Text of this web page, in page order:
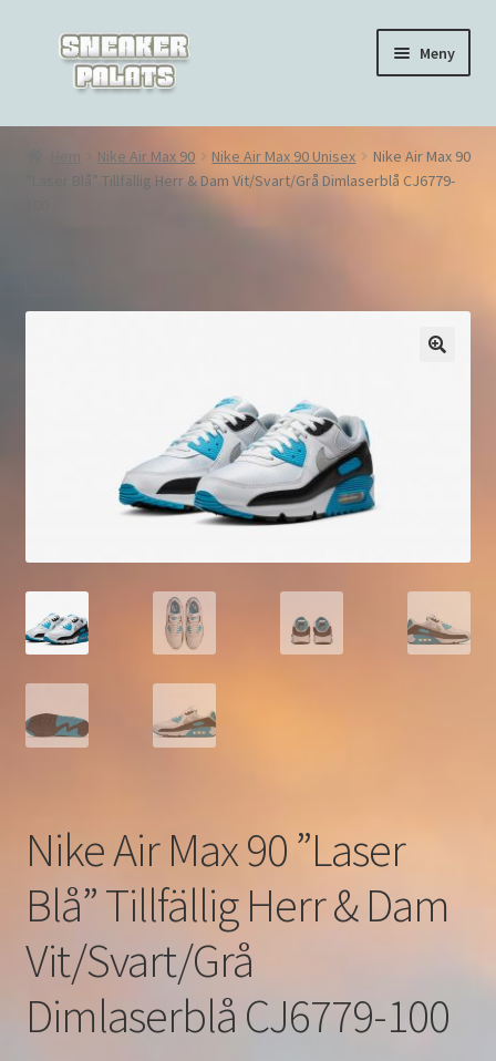
Hoppa
navigering
Hoppa
innehåll
Meny
Hem
Nike Air Force 1
Hem Nike Air Max 90 Nike Air Max 90 Unisex
Nike Air Max 90
”Laser Blå” Tillfällig Herr & Dam Vit/Svart/Grå Dimlaserblå CJ6779-
Nike Air Max 90 ”Laser
Blå” Tillfällig Herr & Dam
Vit/Svart/Grå
Dimlaserblå CJ6779-100